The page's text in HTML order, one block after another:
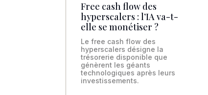
Free cash flow des
hyperscalers : l’IA va-t-
elle se monétiser ?
Le free cash flow des
hyperscalers désigne la
trésorerie disponible que
génèrent les géants
technologiques après leurs
investissements.